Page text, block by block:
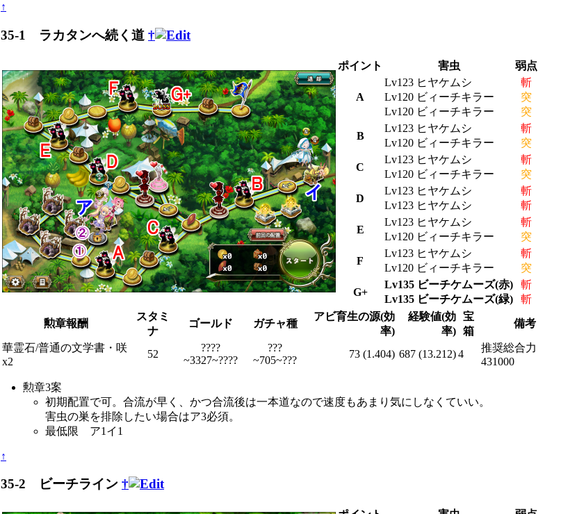
↑
35-1 ラカタンへ続く道 †
ポイント 害虫 弱点
A
Lv123 ヒヤケムシ
Lv120 ビィーチキラー
Lv120 ビィーチキラー
斬
突
突
B
Lv123 ヒヤケムシ
Lv120 ビィーチキラー
斬
突
C
Lv123 ヒヤケムシ
Lv120 ビィーチキラー
斬
突
D
Lv123 ヒヤケムシ
Lv123 ヒヤケムシ
斬
斬
E
Lv123 ヒヤケムシ
Lv120 ビィーチキラー
斬
突
F
Lv123 ヒヤケムシ
Lv120 ビィーチキラー
斬
突
G+
Lv135 ビーチケムーズ(赤)
Lv135 ビーチケムーズ(緑)
斬
斬
勲章報酬
スタミ
ナ
ゴールド ガチャ種
アビ育生の源(効
率)
経験値(効
率)
宝
箱
備考
華霊石/普通の文学書・咲
x2
52
????
~3327~????
???
~705~???
73 (1.404) 687 (13.212)4
推奨総合力
431000
勲章3案
初期配置で可。合流が早く、かつ合流後は一本道なので速度もあまり気にしなくていい。
害虫の巣を排除したい場合はア3必須。
最低限 ア1イ1
↑
35-2 ビーチライン †